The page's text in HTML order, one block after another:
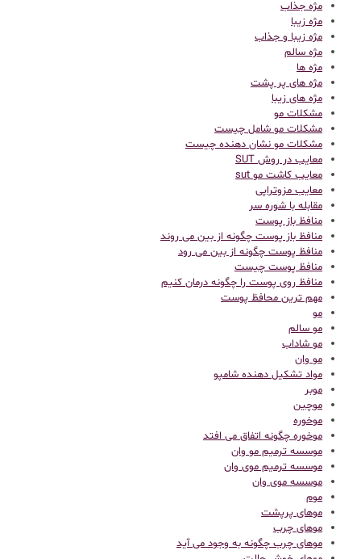
مژه جذاب
مژه زیبا
مژه زیبا و جذاب
مژه سالم
مژه ها
مژه های پر پشت
مژه های زیبا
مشکلات مو
مشکلات مو شامل چیست
مشکلات مو نشان دهنده چیست
معایب در روش SUT
معایب کاشت مو sut
معایب مزوتراپی
مقابله با شوره سر
منافظ باز پوست
منافظ باز پوست چگونه از بین می روند
منافظ پوست چگونه از بین می رود
منافظ پوست چیست
منافظ روی پوست را چگونه درمان کنیم
مهم ترین محافظ پوست
مو
مو سالم
مو شاداب
مو وان
مواد تشکیل دهنده شامپو
موبر
موچین
موخوره
موخوره چگونه اتفاق می افتد
موسسه ترمیم مو وان
موسسه ترمیم موی وان
موسسه موی وان
موم
موهای پرپشت
موهای چرب
موهای چرب چگونه به وجود می آید